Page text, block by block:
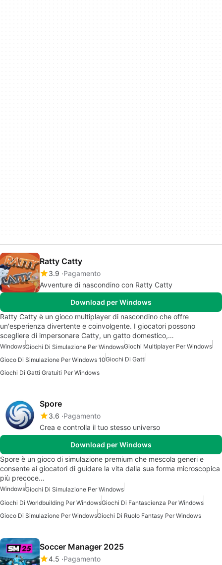
Ratty Catty
3.9 Pagamento
Avventure di nascondino con Ratty Catty
Download per Windows
Ratty Catty è un gioco multiplayer di nascondino che offre
un'esperienza divertente e coinvolgente. I giocatori possono
scegliere di impersonare Catty, un gatto domestico,…
WindowsGiochi Di Simulazione Per WindowsGiochi Multiplayer Per Windows
Gioco Di Simulazione Per Windows 10Giochi Di Gatti
Giochi Di Gatti Gratuiti Per Windows
Spore
3.6 Pagamento
Crea e controlla il tuo stesso universo
Download per Windows
Spore è un gioco di simulazione premium che mescola generi e
consente ai giocatori di guidare la vita dalla sua forma microscopica
più precoce…
WindowsGiochi Di Simulazione Per Windows
Giochi Di Worldbuilding Per WindowsGiochi Di Fantascienza Per Windows
Gioco Di Simulazione Per WindowsGiochi Di Ruolo Fantasy Per Windows
Soccer Manager 2025
4.5 Pagamento